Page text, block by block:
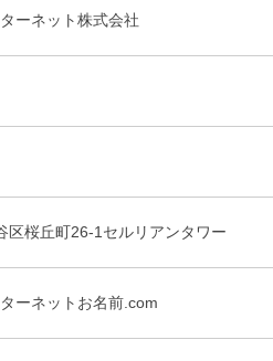
ーネット株式会社
区桜丘町26-1セルリアンタワー
ーネットお名前.com